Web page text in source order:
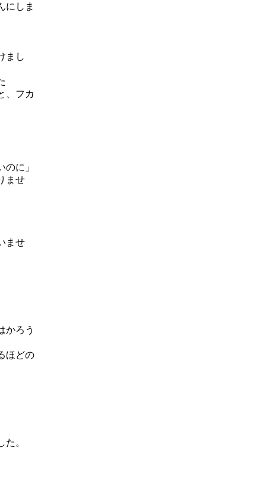
にしま
まし
、フカ
に」
ませ
ませ
かろう
ほどの
。